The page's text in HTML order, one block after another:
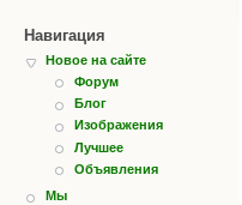
Навигация
Новое на сайте
Форум
Блог
Изображения
Лучшее
Объявления
Мы